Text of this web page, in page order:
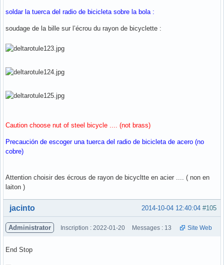
soldar la tuerca del radio de bicicleta sobre la bola :
soudage de la bille sur l’écrou du rayon de bicyclette :
Caution choose nut of steel bicycle .... (not brass)
Precaución de escoger una tuerca del radio de bicicleta de acero (no
cobre)
Attention choisir des écrous de rayon de bicycltte en acier .... ( non en
laiton )
Hors ligne #105
2014-10-04 12:40:04
jacinto
Administrator Inscription : 2022-01-20 Messages : 13 Site Web
End Stop